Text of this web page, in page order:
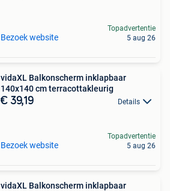
Bezoek website
Topadvertentie
5 aug 26
vidaXL Balkonscherm inklapbaar
140x140 cm terracottakleurig
€ 39,19 Details
Bezoek website
Topadvertentie
5 aug 26
vidaXL Balkonscherm inklapbaar